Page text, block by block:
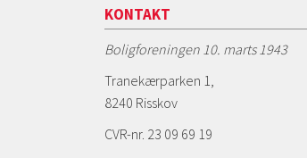
KONTAKT
Boligforeningen 10. marts 1943
Tranekærparken 1,
8240 Risskov
CVR-nr. 23 09 69 19